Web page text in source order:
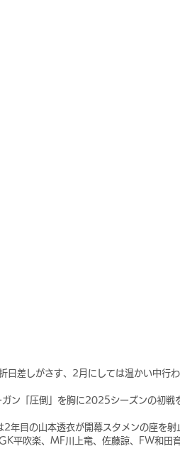
日差しがさす、2月にしては温かい中行
ン「圧倒」を胸に2025シーズンの初戦
年目の山本透衣が開幕スタメンの座を
平吹楽、MF川上竜、佐藤諒、FW和田